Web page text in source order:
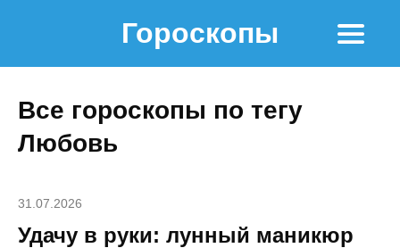
Гороскопы
Все гороскопы по тегу
Любовь
31.07.2026
Удачу в руки: лунный маникюр